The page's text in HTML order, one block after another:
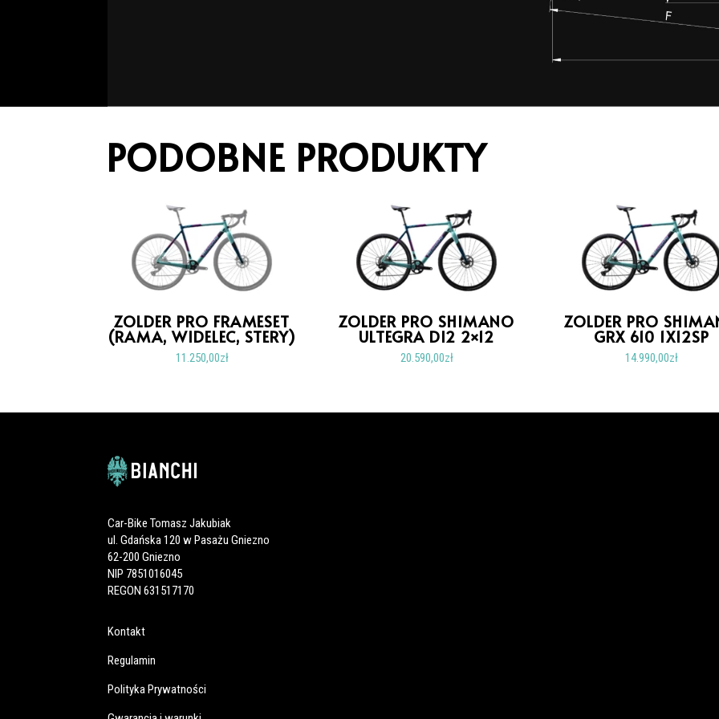
PODOBNE PRODUKTY
ZOLDER PRO FRAMESET
(RAMA, WIDELEC, STERY)
11.250,00zł
ZOLDER PRO SHIMANO
ULTEGRA DI2 2×12
20.590,00zł
ZOLDER PRO
GRX 610 1X12SP
14.990,00zł
Car-Bike Tomasz Jakubiak
ul. Gdańska 120 w Pasażu Gniezno
62-200 Gniezno
NIP 7851016045
REGON 631517170
Kontakt
Regulamin
Polityka Prywatności